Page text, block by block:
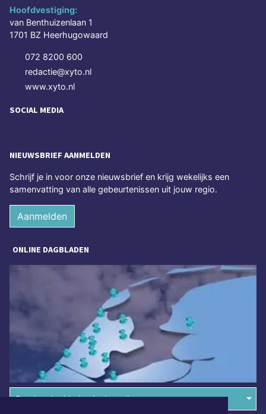
Hoofdvestiging:
van Benthuizenlaan 1
1701 BZ Heerhugowaard
072 8200 600
redactie@xyto.nl
www.xyto.nl
SOCIAL MEDIA
NIEUWSBRIEF AANMELDEN
Schrijf je in voor onze nieuwsbrief en krijg wekelijks een
samenvatting van alle gebeurtenissen uit jouw regio.
Aanmelden
ONLINE DAGBLADEN
Overige dagbladen in de regio